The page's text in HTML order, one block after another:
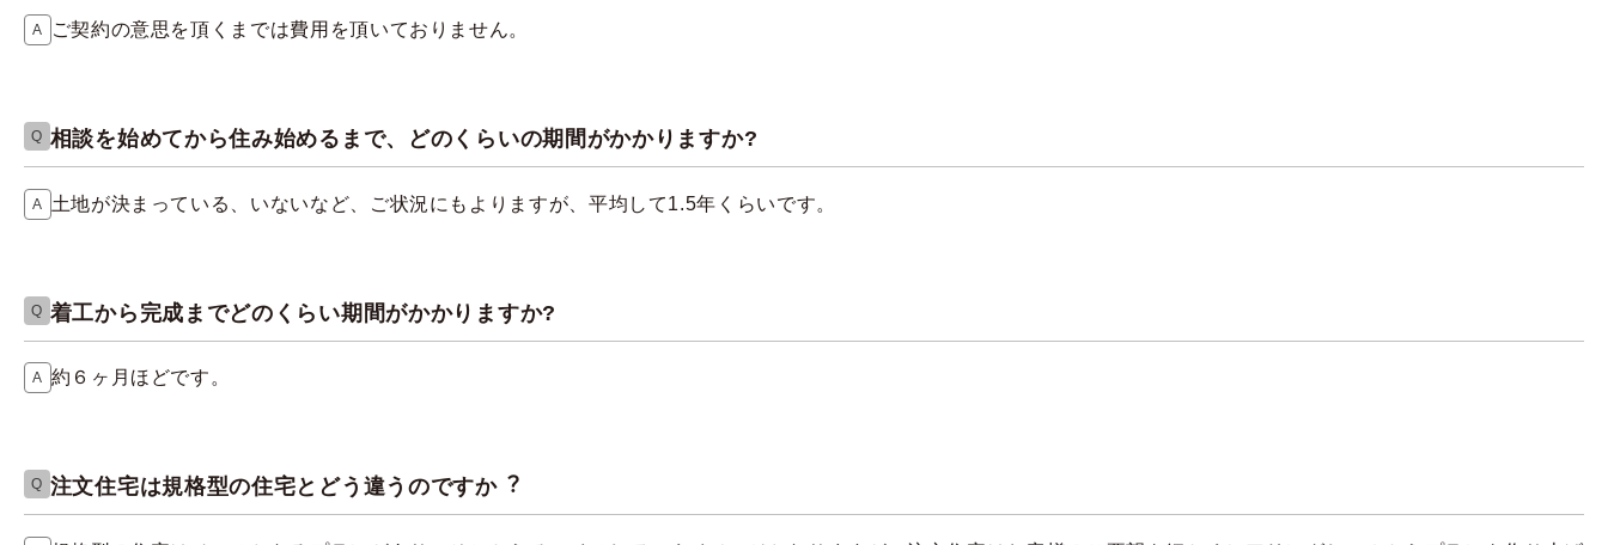
ご契約の意思を頂くまでは費用を頂いておりません。
相談を始めてから住み始めるまで、どのくらいの期間がかかりますか?
土地が決まっている、いないなど、ご状況にもよりますが、平均して1.5年くらいです。
着工から完成までどのくらい期間がかかりますか?
約６ヶ月ほどです。
注文住宅は規格型の住宅とどう違うのですか︖